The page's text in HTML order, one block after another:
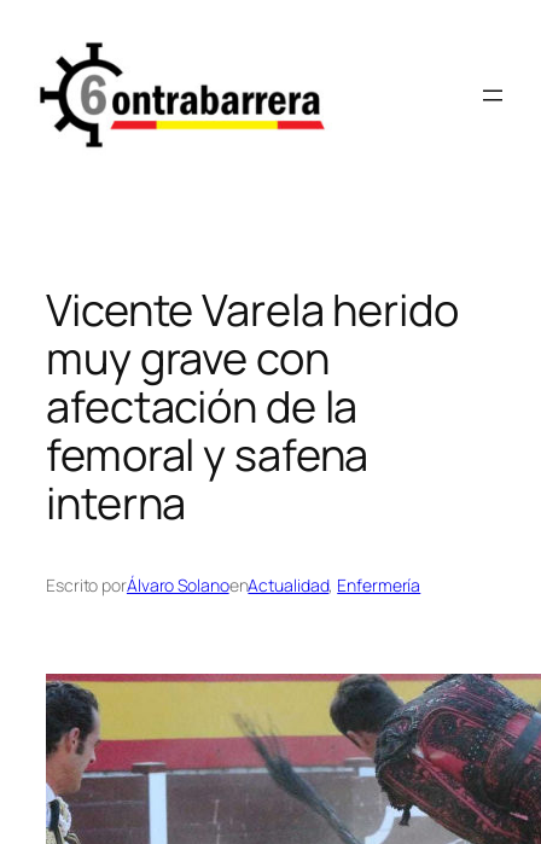
contenido
Vicente Varela herido
muy grave con
afectación de la
femoral y safena
interna
Escrito porÁlvaro SolanoenActualidad, Enfermería